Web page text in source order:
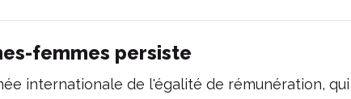
femmes persiste
internationale de l'égalité de rémunération, qui